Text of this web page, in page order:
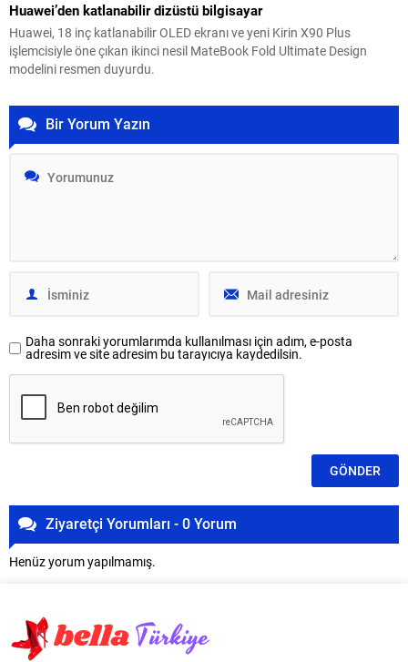
Huawei’den katlanabilir dizüstü bilgisayar
Huawei, 18 inç katlanabilir OLED ekranı ve yeni Kirin X90 Plus
işlemcisiyle öne çıkan ikinci nesil MateBook Fold Ultimate Design
modelini resmen duyurdu.
Bir Yorum Yazın
Daha sonraki yorumlarımda kullanılması için adım, e-posta
adresim ve site adresim bu tarayıcıya kaydedilsin.
Ziyaretçi Yorumları - 0 Yorum
Henüz yorum yapılmamış.